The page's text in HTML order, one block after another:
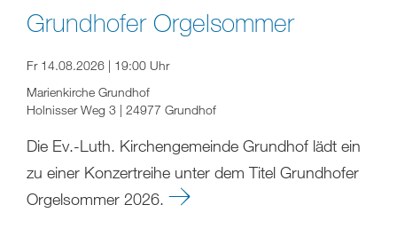
Grundhofer Orgelsommer
Fr 14.08.2026 | 19:00 Uhr
Marienkirche Grundhof
Holnisser Weg 3 | 24977 Grundhof
Die Ev.-Luth. Kirchengemeinde Grundhof lädt ein
zu einer Konzertreihe unter dem Titel Grundhofer
Orgelsommer 2026.